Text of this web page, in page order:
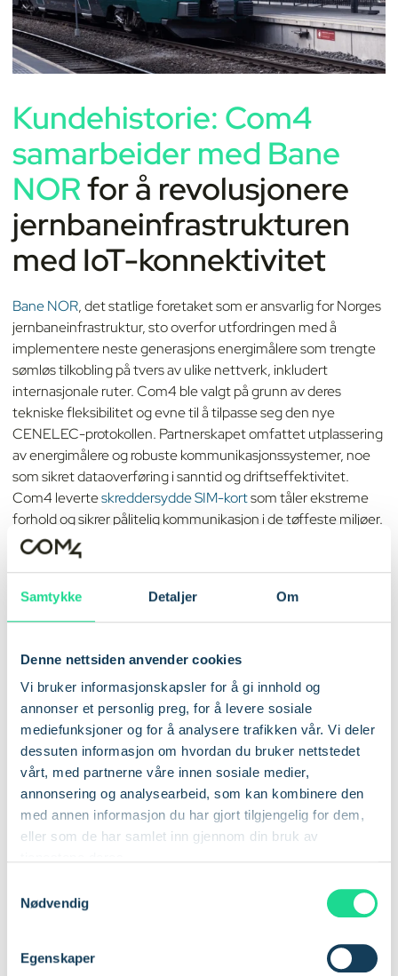
Samtykke Detaljer Om
Denne nettsiden anvender cookies
Vi bruker informasjonskapsler for å gi innhold og
annonser et personlig preg, for å levere sosiale
mediefunksjoner og for å analysere trafikken vår. Vi deler
dessuten informasjon om hvordan du bruker nettstedet
vårt, med partnerne våre innen sosiale medier,
annonsering og analysearbeid, som kan kombinere den
med annen informasjon du har gjort tilgjengelig for dem,
eller som de har samlet inn gjennom din bruk av
Nødvendig
Egenskaper
Kundehistorie: Com4
samarbeider med Bane
NORfor å revolusjonere
jernbaneinfrastrukturen
med IoT-konnektivitet
Bane NOR, det statlige foretaket som er ansvarlig for Norges
jernbaneinfrastruktur, sto overfor utfordringen med å
implementere neste generasjons energimålere som trengte
sømløs tilkobling på tvers av ulike nettverk, inkludert
internasjonale ruter. Com4 ble valgt på grunn av deres
tekniske fleksibilitet og evne til å tilpasse seg den nye
CENELEC-protokollen. Partnerskapet omfattet utplassering
av energimålere og robuste kommunikasjonssystemer, noe
som sikret dataoverføring i sanntid og driftseffektivitet.
Com4 leverteskreddersydde SIM-kortsom tåler ekstreme
forhold og sikrer pålitelig kommunikasjon i de tøffeste miljøer.
Dette samarbeidet markerer et betydelig fremskritt innen
jernbaneteknologi, og forbedrer datanøyaktigheten og
logistikk
Logistikkbransjen
kommer til å dra stor nytte av den fortsatte
integreringen av IoT. Det globale IoT-markedet forventes å
vokse til 1 842 milliarder euro innen 2028, og
logistikksektoren står på randen av en revolusjonerende
transformasjon. IoT gjør det ikke bare mulig å forenkle
komplekse logistikkoperasjoner, men også å gjøre det med
økt effektivitet og sikkerhet. Når vi ser inn i fremtiden, vil den
logistikksektoren bidra til å effektivisere driften og omforme
styringen av forsyningskjeden på en grunnleggende måte.
For logistikkspesialister som ønsker å ligge i forkant, er det